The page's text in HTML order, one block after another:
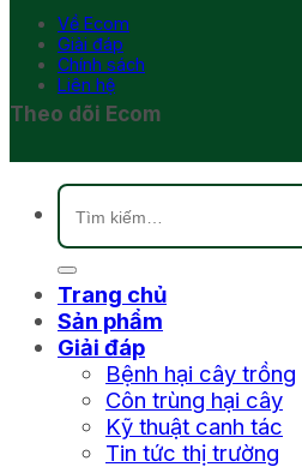
Về Ecom
Giải đáp
Chính sách
Liên hệ
Theo dõi Ecom
Tìm
kiếm:
Trang chủ
Sản phẩm
Giải đáp
Bệnh hại cây trồng
Côn trùng hại cây
Kỹ thuật canh tác
Tin tức thị trường